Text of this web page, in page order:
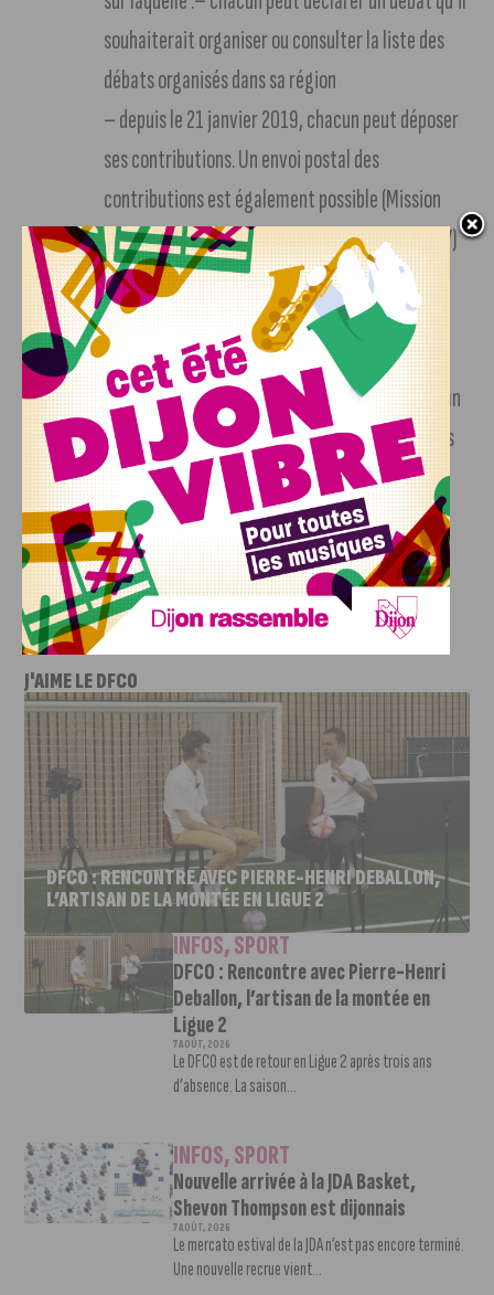
souhaiterait organiser ou consulter la liste des
débats organisés dans sa région
– depuis le 21 janvier 2019, chacun peut déposer
ses contributions. Un envoi postal des
contributions est également possible (Mission
grand débat BP 70 1644 – 75 326 Paris cedex 07)
Des conférences citoyennes régionales. Dès le
1er mars 2019, elles associeront des Français
tirés au sort dans chaque région à des
représentants de diverses parties prenantes afin
de participer à l’élaboration de pistes concrètes
d’actions et donner leur avis sur les premiers
retours du Grand débat.
Communiqué de presse de la Préfecture de Côte d’Or
J'AIME LE DFCO
DFCO : RENCONTRE AVEC PIERRE-HENRI DEBALLON,
L’ARTISAN DE LA MONTÉE EN LIGUE 2
INFOS,SPORT
DFCO : Rencontre avec Pierre-Henri
Deballon, l’artisan de la montée en
Ligue 2
7 AOÛT, 2026
Le DFCO est de retour en Ligue 2 après trois ans
d’absence. La saison...
INFOS,SPORT
Nouvelle arrivée à la JDA Basket,
Shevon Thompson est dijonnais
7 AOÛT, 2026
Le mercato estival de la JDA n’est pas encore terminé.
Une nouvelle recrue vient...